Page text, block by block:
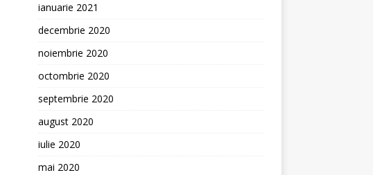
ianuarie 2021
decembrie 2020
noiembrie 2020
octombrie 2020
septembrie 2020
august 2020
iulie 2020
mai 2020